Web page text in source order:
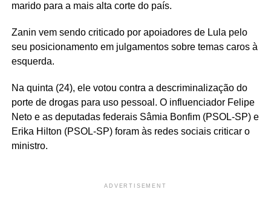
marido para a mais alta corte do país.
Zanin vem sendo criticado por apoiadores de Lula pelo
seu posicionamento em julgamentos sobre temas caros à
esquerda.
Na quinta (24), ele votou contra a descriminalização do
porte de drogas para uso pessoal. O influenciador Felipe
Neto e as deputadas federais Sâmia Bonfim (PSOL-SP) e
Erika Hilton (PSOL-SP) foram às redes sociais criticar o
ministro.
ADVERTISEMENT